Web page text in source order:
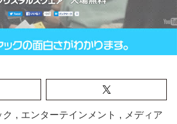
, エンターテインメント , メディア